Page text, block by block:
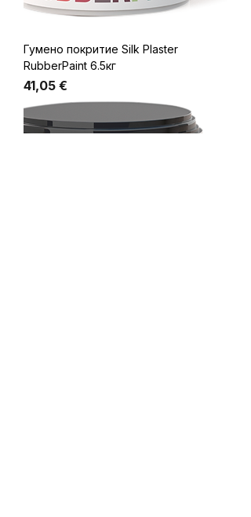
Гумено покритие Silk Plaster
RubberPaint 6.5кг
Цена
41,05 €